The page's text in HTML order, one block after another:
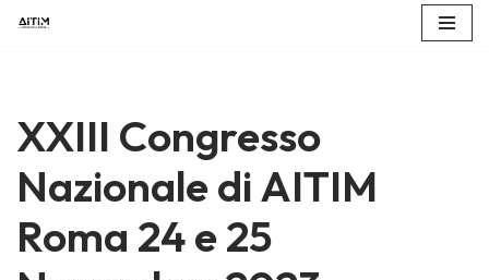
contenuto
XXIII Congresso
Nazionale di AITIM
Roma 24 e 25